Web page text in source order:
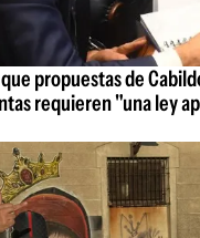
propuestas de
requieren "una ley